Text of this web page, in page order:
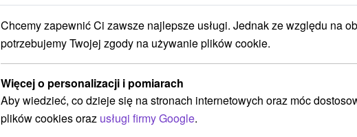
Šemetkovec
Prešovský kraj -Šemetkovce12.22
POKAZ
Chcemy zapewnić Ci zawsze najlepsze usługi. Jednak ze względu na
potrzebujemy Twojej zgody na używanie plików cookie.
Więcej o personalizacji i pomiarach
Aby wiedzieć, co dzieje się na stronach internetowych oraz móc
plików cookies oraz usługi firmy Google.